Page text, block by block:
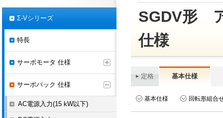
SGDV形
仕様
定格 基本仕様
基本仕様 回転形組合
Σ-Vシリーズ
特長
サーボモータ 仕様
サーボパック 仕様
AC電源入力(15 kW以下)